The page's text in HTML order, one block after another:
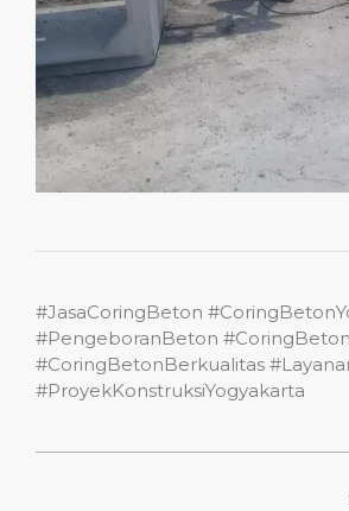
#JasaCoringBeton
#PengeboranBeton
#CoringBetonBerkualitas
#ProyekKonstruksiYogyakarta